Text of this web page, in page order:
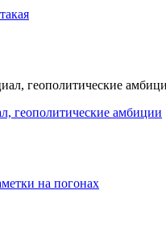
геополитические амбиции
на погонах